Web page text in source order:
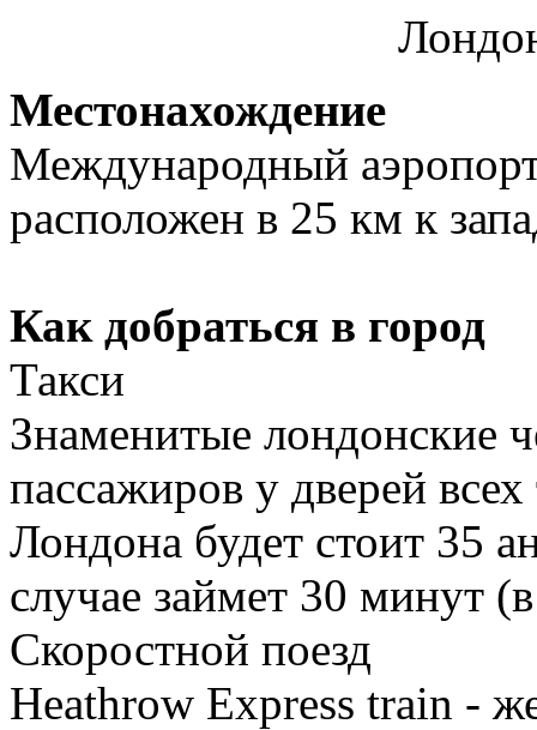
Местонахождение
Международный
расположен в 25 км к
Как добраться в город
Такси
Знаменитые лондонские
пассажиров у дверей
Лондона будет стоит 35
случае займет 30 минут
Скоростной поезд
Heathrow Express train -